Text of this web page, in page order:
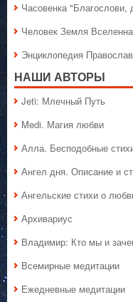
Часовенка "Благослови,
Человек Земля
Энциклопедия
НАШИ АВТОРЫ
Jeti: Млечный Путь
Medi. Магия любви
Алла. Бесподобные
Ангел дня. Описание и
Ангельские стихи о
Архивариус
Владимир: Кто мы и
Всемирные медитации
Ежедневные медитации